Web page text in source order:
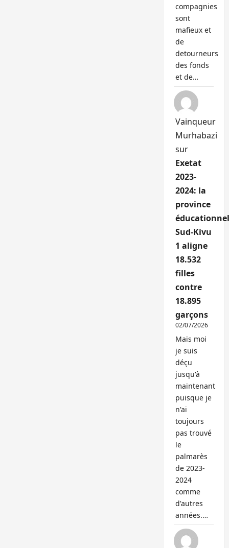
compagnies
sont
mafieux et
de
detourneurs
des fonds
et de…
Vainqueur
Murhabazi
sur
Exetat
2023-
2024: la
province
Sud-Kivu
1 aligne
18.532
filles
contre
18.895
garçons
02/07/2026
Mais moi
je suis
déçu
jusqu'à
maintenant
puisque je
n'ai
toujours
pas trouvé
le
palmarès
de 2023-
2024
comme
d'autres
années.…